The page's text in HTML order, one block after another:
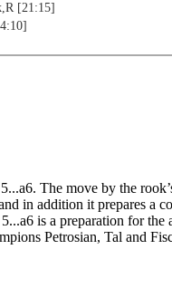
[21:15]
[19:03]
[14:23]The move by the
in addition it prepares
is a preparation for
Petrosian, Tal and